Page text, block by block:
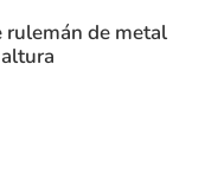
rulemán de metal